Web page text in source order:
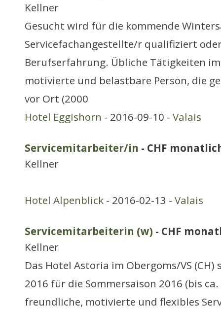
Kellner
Gesucht wird für die kommende
Servicefachangestellte/r qualifiziert
Berufserfahrung. Übliche Tätigkeiten
motivierte und belastbare Person, die
vor Ort (2000
Hotel Eggishorn - 2016-09-10 - Valais
Servicemitarbeiter/in - CHF
Kellner
Hotel Alpenblick - 2016-02-13 - Valais
Servicemitarbeiterin (w) - CHF
Kellner
Das Hotel Astoria im Obergoms/VS (CH)
2016 für die Sommersaison 2016 (bis
freundliche, motivierte und flexibles